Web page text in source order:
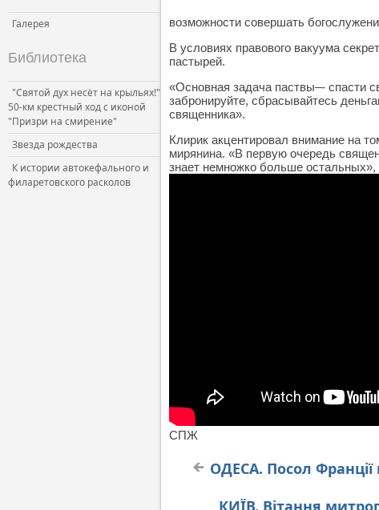
Галерея
Библиотека
"Святой дух несёт на крыльях!"
50-км крестный ход с иконой
"Призри на смирение"
Звезда рождества
К истории автокефального и
филаретовского расколов
возможности совершать
В условиях правового вакуума
пастырей.
«Основная задача паствы–- спасти
забронируйте, сбрасывайтесь
священника».
Клирик акцентировал внимание на
мирянина. «В первую очередь
знает немножко больше остальных»,
СПЖ
ОДЕСА. Посол
КИЇВ. Вітання